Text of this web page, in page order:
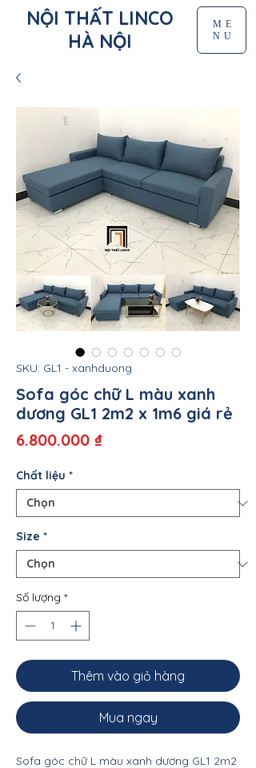
NỘI THẤT LINCO
HÀ NỘI
ME
NU
SKU: GL1 - xanhduong
Sofa góc chữ L màu xanh
dương GL1 2m2 x 1m6 giá rẻ
6.800.000 ₫Giá
Chất liệu *
Size *
Số lượng *
Thêm vào giỏ hàng
Mua ngay
Sofa góc chữ L màu xanh dương GL1 2m2